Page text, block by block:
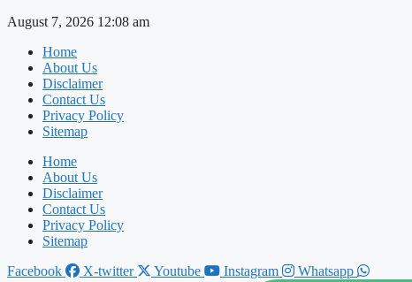
Skip
content
August 7, 2026 12:08 am
Home
About Us
Disclaimer
Contact Us
Privacy Policy
Sitemap
Home
About Us
Disclaimer
Contact Us
Privacy Policy
Sitemap
Facebook
X-twitter Youtube Instagram Whatsapp